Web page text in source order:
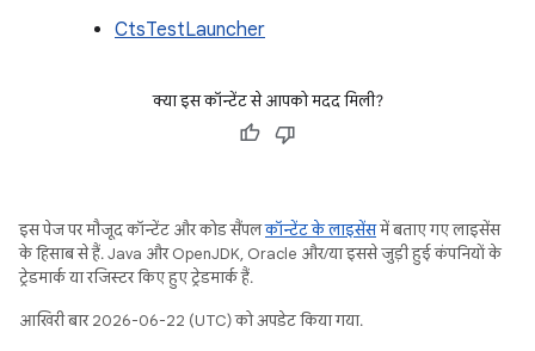
CtsTestLauncher
क्या इस कॉन्टेंट से आपको मदद मिली?
इस पेज पर मौजूद कॉन्टेंट और कोड सैंपलकॉन्टेंट के लाइसेंसमें बताए गए लाइसेंस
के हिसाब से हैं. Java और OpenJDK, Oracle और/या इससे जुड़ी हुई कंपनियों के
ट्रेडमार्क या रजिस्टर किए हुए ट्रेडमार्क हैं.
आखिरी बार 2026-06-22 (UTC) को अपडेट किया गया.